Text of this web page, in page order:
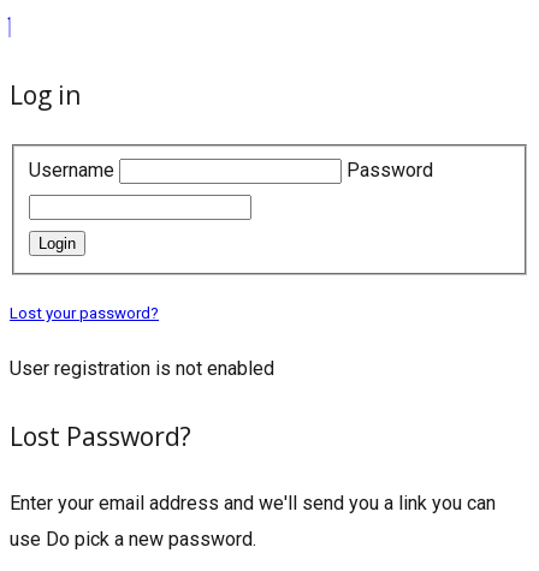
Log in
Username Password
Login
Lost your password?
User registration is not enabled
Lost Password?
Enter your email address and we'll send you a link you can
use Do pick a new password.